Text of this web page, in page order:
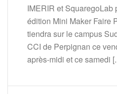
IMERIR et SquaregoLab
édition Mini Maker Faire
tiendra sur le campus
CCI de Perpignan ce
après-midi et ce samedi